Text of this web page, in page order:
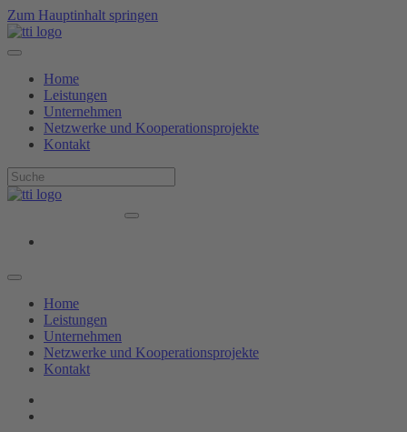
Zum Hauptinhalt springen
Home
Leistungen
Unternehmen
Netzwerke und Kooperationsprojekte
Kontakt
Home
Leistungen
Unternehmen
Netzwerke und Kooperationsprojekte
Kontakt